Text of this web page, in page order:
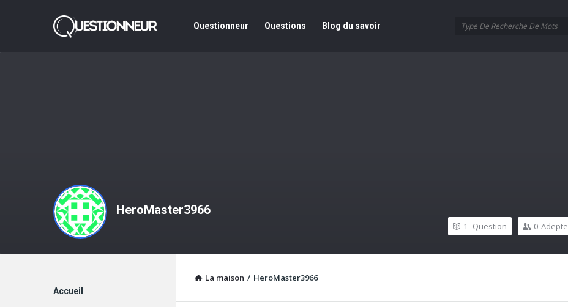
Questionneur
La
Questionneur Questions Blog du savoir
HeroMaster3966
0 Adepte
1 Question
La maison / HeroMaster3966
Explorer
Accueil